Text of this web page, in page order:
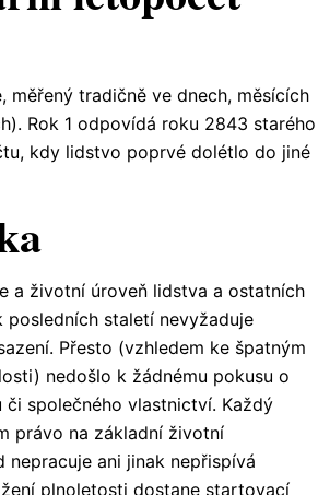
měřený tradičně ve dnech, měsících
Rok 1 odpovídá roku 2843 starého
kdy lidstvo poprvé dolétlo do jiné
a životní úroveň lidstva a ostatních
posledních staletí nevyžaduje
Přesto (vzhledem ke špatným
nedošlo k žádnému pokusu o
či společného vlastnictví. Každý
právo na základní životní
nepracuje ani jinak nepřispívá
plnoletosti dostane startovací